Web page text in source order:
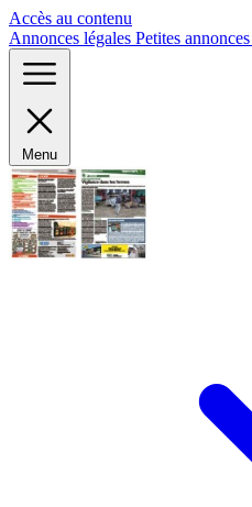
Accès au contenu
Annonces légales Petites annonces
Menu
Panneau de gestion des cookies